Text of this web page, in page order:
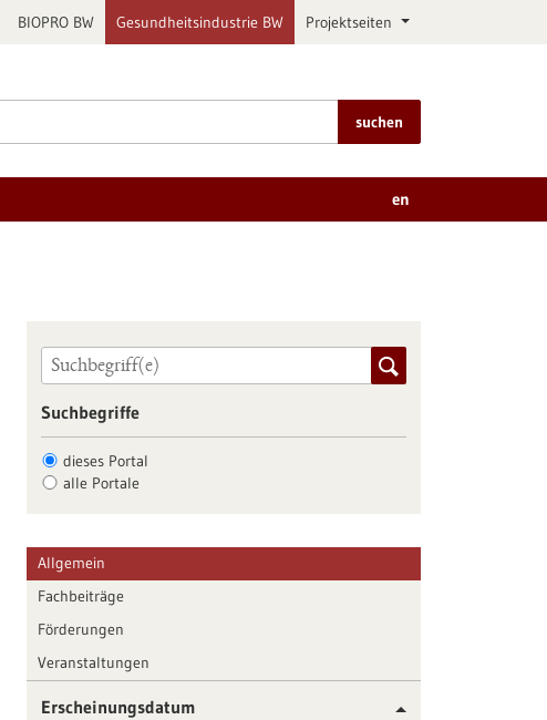
BIOPRO BW Gesundheitsindustrie BW Projektseiten
suchen
en
Suchbegriffe
dieses Portal
alle Portale
Allgemein
Fachbeiträge
Förderungen
Veranstaltungen
Erscheinungsdatum